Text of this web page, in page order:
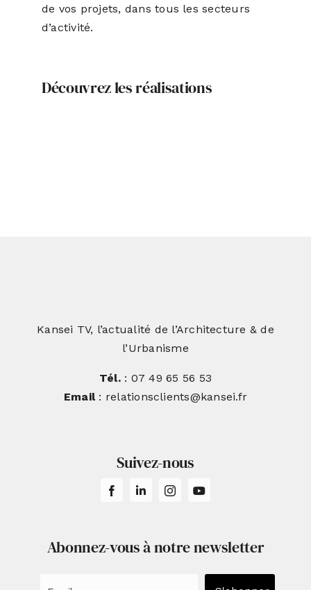
de vos projets, dans tous les secteurs
d’activité.
Découvrez les réalisations
Kansei TV, l’actualité de l’Architecture & de
l’Urbanisme
Tél.: 07 49 65 56 53
Email: relationsclients@kansei.fr
Suivez-nous
Abonnez-vous à notre newsletter